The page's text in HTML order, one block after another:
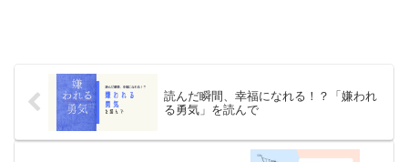
読んだ瞬間、幸福になれる！？「嫌われ
る勇気」を読んで